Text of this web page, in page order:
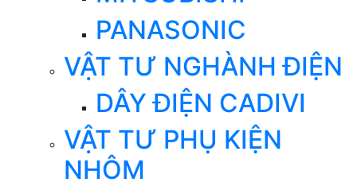
PANASONIC
VẬT TƯ NGHÀNH ĐIỆN
DÂY ĐIỆN CADIVI
VẬT TƯ PHỤ KIỆN
NHÔM